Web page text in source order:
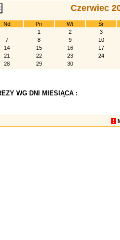
Czerwiec
Nd Pn Wt
Śr
1
2
3
7
8 9
10
14
15 16
17
21
22 23
24
28
29 30
WG DNI MIESIĄCA :
!